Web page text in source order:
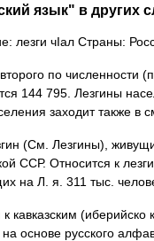
язык" в других
лезги чІал Страны:
по численности
144 795. Лезгины
заходит также
Лезгины), живущих
ССР. Относится к
на Л. я. 311 тыс.
кавказским (иберийско
на основе русского